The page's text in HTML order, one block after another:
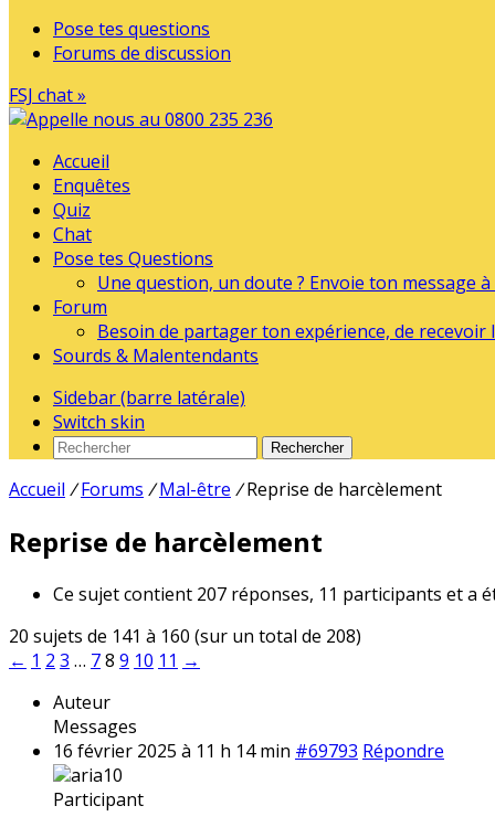
Pose tes questions
Forums de discussion
FSJ chat »
Accueil
Enquêtes
Quiz
Chat
Pose tes Questions
Une question, un doute ? Envoie ton message à
Forum
Besoin de partager ton expérience, de recevoir
Sourds & Malentendants
Sidebar (barre latérale)
Switch skin
Rechercher
Accueil / Forums / Mal-être / Reprise de harcèlement
Reprise de harcèlement
Ce sujet contient 207 réponses, 11 participants et
20 sujets de 141 à 160 (sur un total de 208)
← 1 2 3 … 78 9 10 11 →
Auteur
Messages
16 février 2025 à 11 h 14 min #69793 Répondre
aria10
Participant